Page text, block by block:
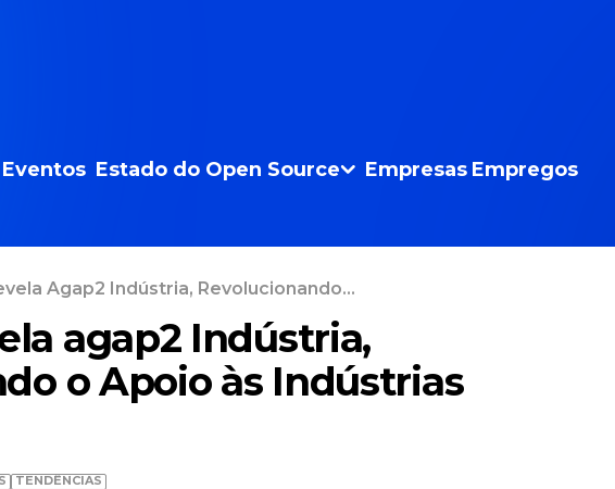
Eventos Estado do Open Source Empresas Empregos
Agap2 Indústria, Revolucionando...
agap2 Indústria,
o Apoio às Indústrias
TENDÊNCIAS